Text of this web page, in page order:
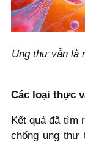
Ung thư vẫn là
Các loại thực
Kết quả đã tìm
chống ung thư